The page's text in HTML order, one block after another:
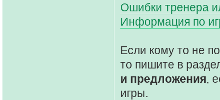
Ошибки тренера
Информация по
Если кому то не
то пишите в
и предложения,
игры.